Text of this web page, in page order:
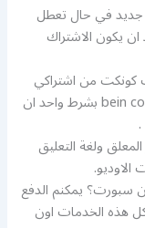
في حال تعطل
يكون الاشتراك
من اشتراكي
الحالي؟ نعم يمكن الحصول على اشتراك bein connect بشرط واحد ان
.
ولغة التعليق
سبورت؟ يمكنم الدفع
هذه الخدمات اون